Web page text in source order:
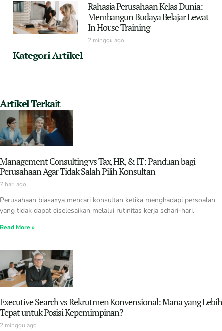
Rahasia Perusahaan Kelas Dunia:
Membangun Budaya Belajar Lewat
In House Training
2 minggu ago
Kategori Artikel
Artikel Terkait
Management Consulting vs Tax, HR, & IT: Panduan bagi
Perusahaan Agar Tidak Salah Pilih Konsultan
7 hari ago
Perusahaan biasanya mencari konsultan ketika menghadapi persoalan
yang tidak dapat diselesaikan melalui rutinitas kerja sehari-hari.
Read More »
Executive Search vs Rekrutmen Konvensional: Mana yang Lebih
Tepat untuk Posisi Kepemimpinan?
2 minggu ago